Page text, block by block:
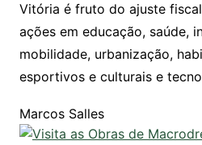
Vitória é fruto do ajuste
ações em educação, saúde,
mobilidade, urbanização,
esportivos e culturais e
Marcos Salles